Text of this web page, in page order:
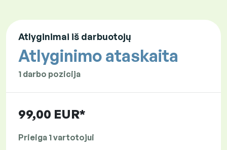
Atlyginimai iš darbuotojų
Atlyginimo ataskaita
1 darbo pozicija
99,00 EUR*
Prieiga 1 vartotojui